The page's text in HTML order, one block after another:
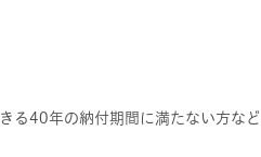
る40年の納付期間に満たない方など